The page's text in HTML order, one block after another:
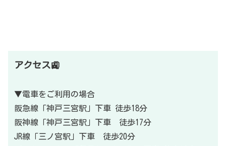
アクセス🚉
▼電車をご利用の場合
阪急線「神戸三宮駅」下車 徒歩18分
阪神線「神戸三宮駅」下車 徒歩17分
JR線「三ノ宮駅」下車 徒歩20分